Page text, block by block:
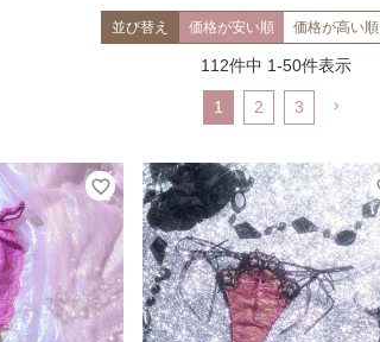
並び替え 価格が安い順 価格が高い順
112件中 1-50件表示
1 2 3